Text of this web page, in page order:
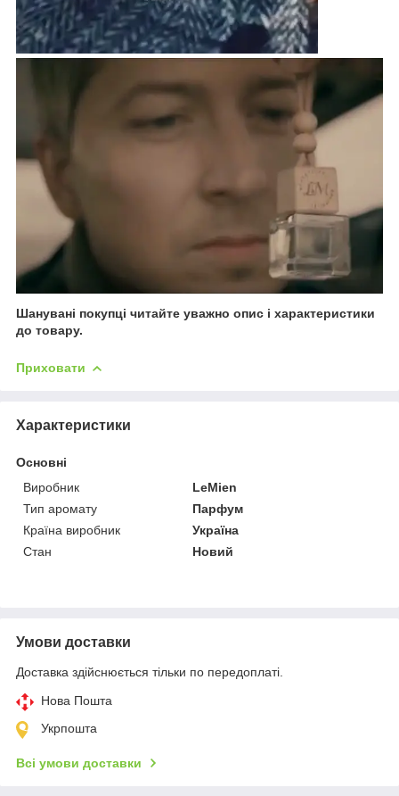
Шанувані покупці читайте уважно опис і характеристики
до товару.
Приховати
Характеристики
Основні
Виробник
LeMien
Тип аромату
Парфум
Країна виробник
Україна
Стан
Новий
Умови доставки
Доставка здійснюється тільки по передоплаті.
Нова Пошта
Укрпошта
Всі умови доставки